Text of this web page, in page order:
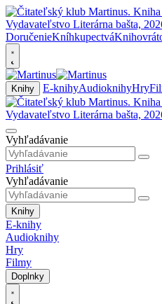
DoručenieKníhkupectvá
Knihy E-knihyAudioknihyHry
Vyhľadávanie
Prihlásiť
Vyhľadávanie
Knihy
E-knihy
Audioknihy
Hry
Filmy
Doplnky